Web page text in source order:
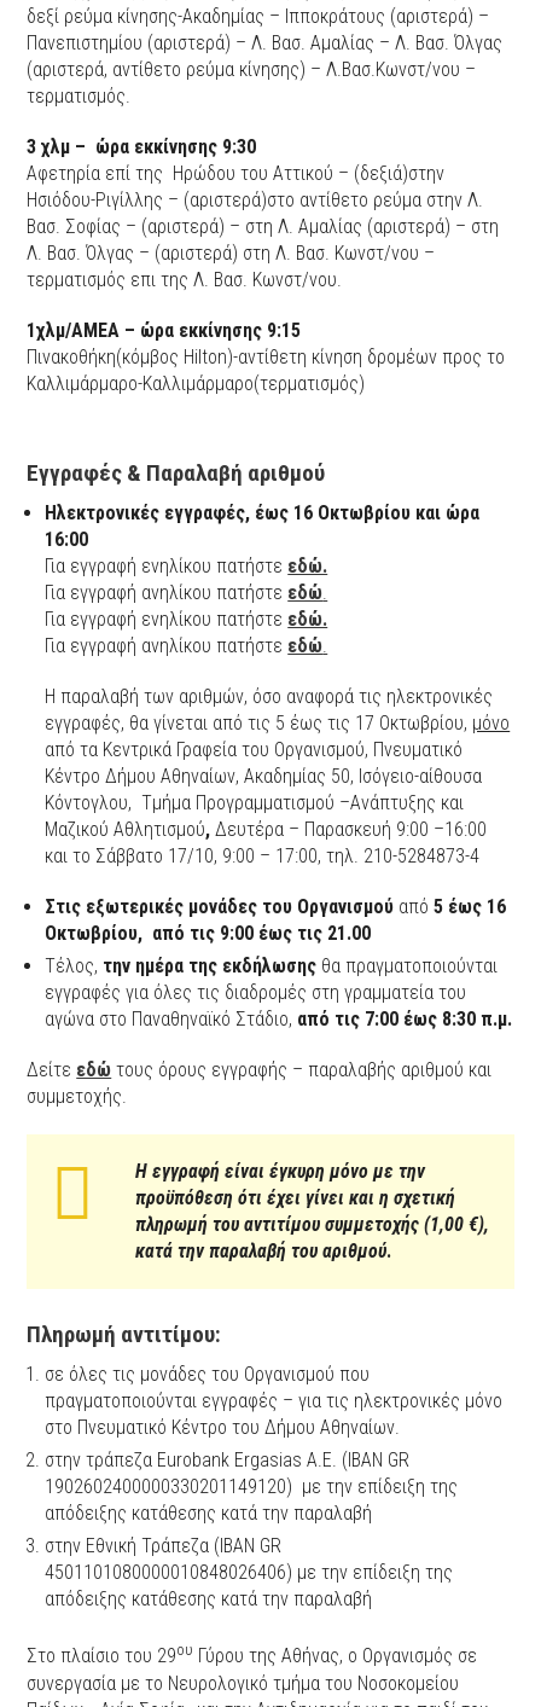
δεξί ρεύμα κίνησης-Ακαδημίας – Ιπποκράτους (αριστερά) –
Πανεπιστημίου (αριστερά) – Λ. Βασ. Αμαλίας – Λ. Βασ. Όλγας
(αριστερά, αντίθετο ρεύμα κίνησης) – Λ.Βασ.Κωνστ/νου –
τερματισμός.
3 χλμ – ώρα εκκίνησης 9:30
Αφετηρία επί της Ηρώδου του Αττικού – (δεξιά)στην
Ησιόδου-Ριγίλλης – (αριστερά)στο αντίθετο ρεύμα στην Λ.
Βασ. Σοφίας – (αριστερά) – στη Λ. Αμαλίας (αριστερά) – στη
Λ. Βασ. Όλγας – (αριστερά) στη Λ. Βασ. Κωνστ/νου –
τερματισμός επι της Λ. Βασ. Κωνστ/νου.
1χλμ/ΑΜΕΑ – ώρα εκκίνησης 9:15
Πινακοθήκη(κόμβος Hilton)-αντίθετη κίνηση δρομέων προς το
Καλλιμάρμαρο-Καλλιμάρμαρο(τερματισμός)
Εγγραφές & Παραλαβή αριθμού
Ηλεκτρονικές εγγραφές, έως 16 Οκτωβρίου και ώρα
16:00
Για εγγραφή ενηλίκου πατήστε εδώ.
Για εγγραφή ανηλίκου πατήστε εδώ.
Για εγγραφή ενηλίκου πατήστε εδώ.
Για εγγραφή ανηλίκου πατήστε εδώ.
Η παραλαβή των αριθμών, όσο αναφορά τις ηλεκτρονικές
εγγραφές, θα γίνεται από τις 5 έως τις 17 Οκτωβρίου, μόνο
από τα Κεντρικά Γραφεία του Οργανισμού, Πνευματικό
Κέντρο Δήμου Αθηναίων, Ακαδημίας 50, Ισόγειο-αίθουσα
Κόντογλου, Τμήμα Προγραμματισμού –Ανάπτυξης και
Μαζικού Αθλητισμού,Δευτέρα – Παρασκευή 9:00 –16:00
και το Σάββατο 17/10, 9:00 – 17:00, τηλ. 210-5284873-4
Στις εξωτερικές μονάδες του Οργανισμού από5 έως 16
Οκτωβρίου, από τις 9:00 έως τις 21.00
Τέλος, την ημέρα της εκδήλωσης θα πραγματοποιούνται
εγγραφές για όλες τις διαδρομές στη γραμματεία του
αγώνα στο Παναθηναϊκό Στάδιο, από τις 7:00 έως 8:30 π.μ.
Δείτε εδώ τους όρους εγγραφής – παραλαβής αριθμού και
συμμετοχής.
Η εγγραφή είναι έγκυρη μόνο με την
προϋπόθεση ότι έχει γίνει και η σχετική
πληρωμή του αντιτίμου συμμετοχής (1,00 €),
κατά την παραλαβή του αριθμού.
Πληρωμή αντιτίμου:
σε όλες τις μονάδες του Οργανισμού που
πραγματοποιούνται εγγραφές – για τις ηλεκτρονικές μόνο
στο Πνευματικό Κέντρο του Δήμου Αθηναίων.
στην τράπεζα Eurobank Ergasias Α.Ε. (IBAN GR
1902602400000330201149120) με την επίδειξη της
απόδειξης κατάθεσης κατά την παραλαβή
στην Εθνική Τράπεζα (IBAN GR
4501101080000010848026406) με την επίδειξη της
απόδειξης κατάθεσης κατά την παραλαβή
Στο πλαίσιο του 29ου Γύρου της Αθήνας, ο Οργανισμός σε
συνεργασία με το Νευρολογικό τμήμα του Νοσοκομείου